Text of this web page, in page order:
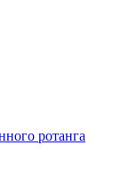
ротанга